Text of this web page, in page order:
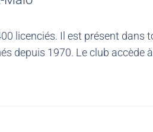
licenciés. Il est présent
depuis 1970. Le club accède